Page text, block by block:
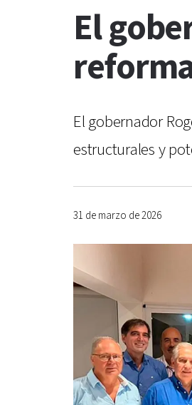
El
El gobernador
estructurales y
31 de marzo de 2026